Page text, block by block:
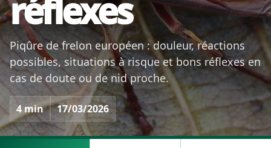
réflexes
Piqûre de frelon européen : douleur, réactions
possibles, situations à risque et bons réflexes en
cas de doute ou de nid proche.
4 min 17/03/2026